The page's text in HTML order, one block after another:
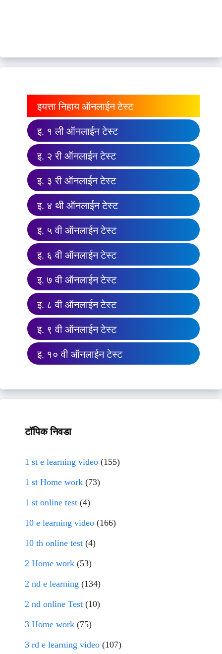
इयत्ता निहाय ऑनलाईन टेस्ट
इ. १ ली ऑनलाईन टेस्ट
इ. २ री ऑनलाईन टेस्ट
इ. ३ री ऑनलाईन टेस्ट
इ. ४ थी ऑनलाईन टेस्ट
इ. ५ वी ऑनलाईन टेस्ट
इ. ६ वी ऑनलाईन टेस्ट
इ. ७ वी ऑनलाईन टेस्ट
इ. ८ वी ऑनलाईन टेस्ट
इ. ९ वी ऑनलाईन टेस्ट
इ. १० वी ऑनलाईन टेस्ट
टॉपिक निवडा
1 st e learning video (155)
1 st Home work (73)
1 st online test (4)
10 e learning video (166)
10 th online test (4)
2 Home work (53)
2 nd e learning (134)
2 nd online Test (10)
3 Home work (75)
3 rd e learning video (107)